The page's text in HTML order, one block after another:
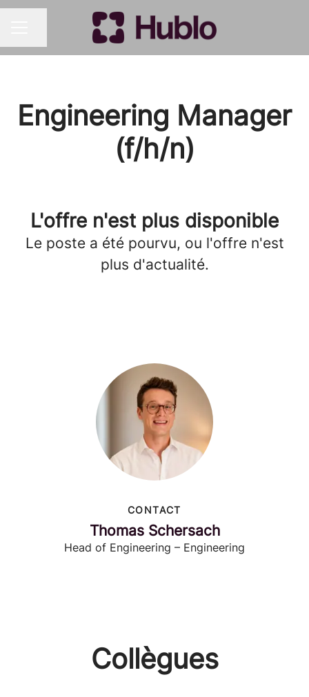
MENU CARRIÈRE
Partager la page
Engineering Manager
(f/h/n)
L'offre n'est plus disponible
Le poste a été pourvu, ou l'offre n'est
plus d'actualité.
CONTACT
Thomas Schersach
Head of Engineering – Engineering
Collègues